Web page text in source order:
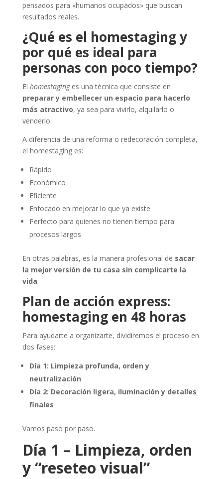
pensados para «humanos ocupados» que buscan
resultados reales.
¿Qué es el homestaging y
por qué es ideal para
personas con poco tiempo?
El homestaginges una técnica que consiste en
preparar y embellecer un espacio para hacerlo
más atractivo, ya sea para vivirlo, alquilarlo o
venderlo.
A diferencia de una reforma o redecoración completa,
el homestaging es:
Rápido
Económico
Eficiente
Enfocado en mejorar lo que ya existe
Perfecto para quienes no tienen tiempo para
procesos largos
En otras palabras, es la manera profesional de sacar
la mejor versión de tu casa sin complicarte la
vida.
Plan de acción express:
homestaging en 48 horas
Para ayudarte a organizarte, dividiremos el proceso en
dos fases:
Día 1: Limpieza profunda, orden y
neutralización
Día 2: Decoración ligera, iluminación y detalles
finales
Vamos paso por paso.
Día 1 – Limpieza, orden
y “reseteo visual”